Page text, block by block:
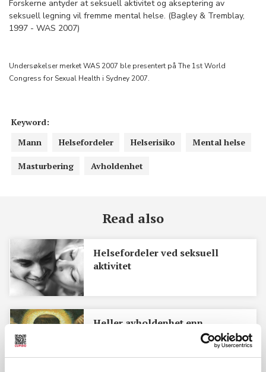
Forskerne antyder at seksuell aktivitet og akseptering av
seksuell legning vil fremme mental helse. (Bagley & Tremblay,
1997 - WAS 2007)
Undersøkelser merket WAS 2007 ble presentert på The 1st World
Congress for Sexual Health i Sydney 2007.
Keyword:
Mann
Helsefordeler Helserisiko Mental helse
Masturbering Avholdenhet
Read also
Helsefordeler ved seksuell
aktivitet
Heller avholdenhet enn